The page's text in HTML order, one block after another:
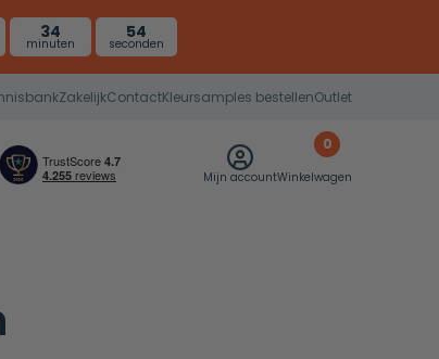
34
minuten
53
seconden
ZakelijkContactKleursamples bestellenOutlet
Mijn account
0
Winkelwagen